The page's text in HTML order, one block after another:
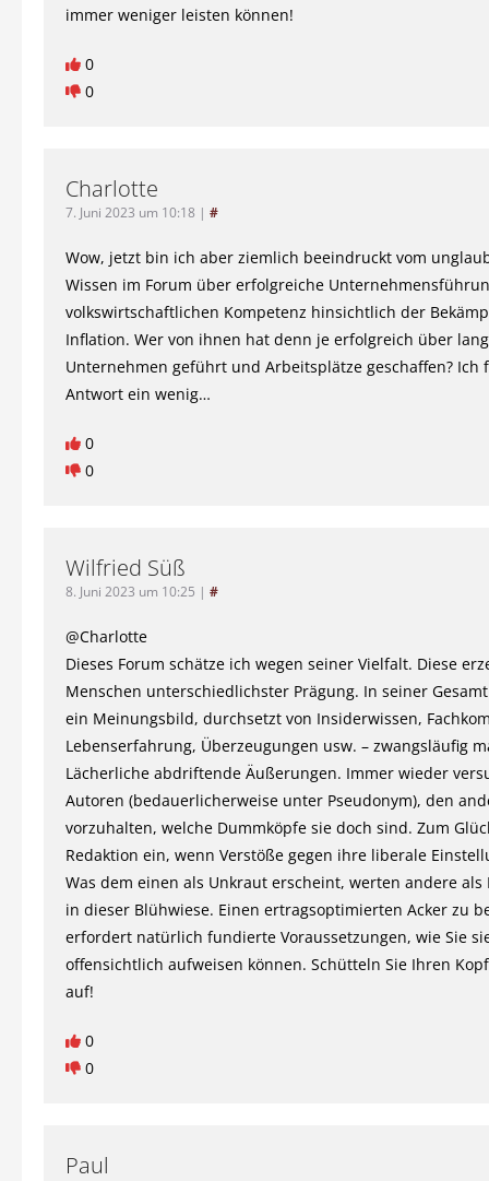
immer weniger leisten können!
0
0
Charlotte
7. Juni 2023 um 10:18 | #
Wow, jetzt bin ich aber ziemlich beeindruckt vom
Wissen im Forum über erfolgreiche
volkswirtschaftlichen Kompetenz hinsichtlich der
Inflation. Wer von ihnen hat denn je erfolgreich über
Unternehmen geführt und Arbeitsplätze geschaffen? Ich
Antwort ein wenig…
0
0
Wilfried Süß
8. Juni 2023 um 10:25 | #
@Charlotte
Dieses Forum schätze ich wegen seiner Vielfalt. Diese
Menschen unterschiedlichster Prägung. In seiner
ein Meinungsbild, durchsetzt von Insiderwissen,
Lebenserfahrung, Überzeugungen usw. – zwangsläufig
Lächerliche abdriftende Äußerungen. Immer wieder
Autoren (bedauerlicherweise unter Pseudonym), den
vorzuhalten, welche Dummköpfe sie doch sind. Zum
Redaktion ein, wenn Verstöße gegen ihre liberale
Was dem einen als Unkraut erscheint, werten andere als
in dieser Blühwiese. Einen ertragsoptimierten Acker zu
erfordert natürlich fundierte Voraussetzungen, wie Sie
offensichtlich aufweisen können. Schütteln Sie Ihren
auf!
0
0
Paul